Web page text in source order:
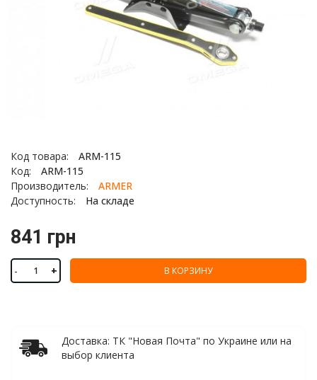
Код товара:
ARM-115
Код:
ARM-115
Производитель:
ARMER
Доступность:
На складе
841 грн
- + В КОРЗИНУ
Доставка: ТК "Новая Почта" по Украине или на
выбор клиента